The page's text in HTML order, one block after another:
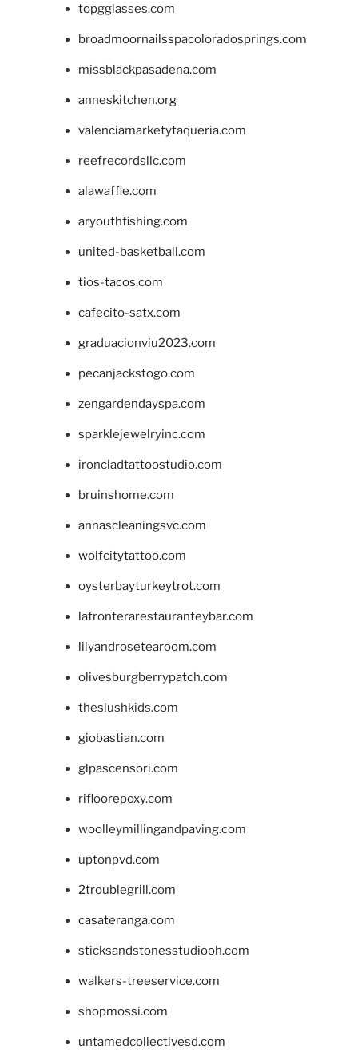
topgglasses.com
broadmoornailsspacoloradosprings.com
missblackpasadena.com
anneskitchen.org
valenciamarketytaqueria.com
reefrecordsllc.com
alawaffle.com
aryouthfishing.com
united-basketball.com
tios-tacos.com
cafecito-satx.com
graduacionviu2023.com
pecanjackstogo.com
zengardendayspa.com
sparklejewelryinc.com
ironcladtattoostudio.com
bruinshome.com
annascleaningsvc.com
wolfcitytattoo.com
oysterbayturkeytrot.com
lafronterarestauranteybar.com
lilyandrosetearoom.com
olivesburgberrypatch.com
theslushkids.com
giobastian.com
glpascensori.com
rifloorepoxy.com
woolleymillingandpaving.com
uptonpvd.com
2troublegrill.com
casateranga.com
sticksandstonesstudiooh.com
walkers-treeservice.com
shopmossi.com
untamedcollectivesd.com